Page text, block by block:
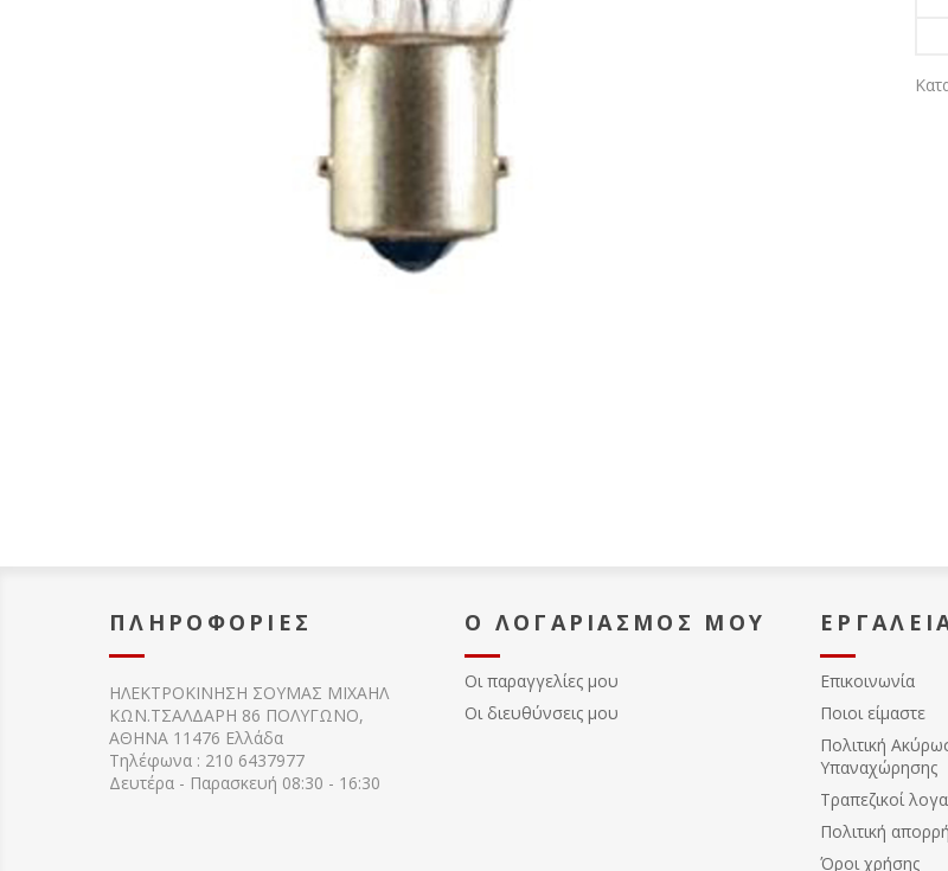
ΠΛΗΡΟΦΟΡΊΕΣ
ΗΛΕΚΤΡΟΚΙΝΗΣΗ ΣΟΥΜΑΣ MIXAHΛ
ΚΩΝ.ΤΣΑΛΔΑΡΗ 86 ΠΟΛΥΓΩΝΟ,
ΑΘΗΝΑ 11476 Ελλάδα
Τηλέφωνα : 210 6437977
Δευτέρα - Παρασκευή 08:30 - 16:30
Ο ΛΟΓΑΡΙΑΣΜΌΣ ΜΟΥ
Οι παραγγελίες μου
Οι διευθύνσεις μου
Επικοινωνία
Ποιοι είμαστε
Πολιτική
Υπαναχώρησης
Τραπεζικοί
Πολιτική
Όροι χρήσης